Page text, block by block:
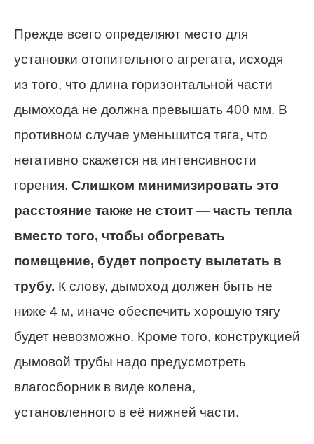
Прежде всего определяют место для
установки отопительного агрегата, исходя
из того, что длина горизонтальной части
дымохода не должна превышать 400 мм. В
противном случае уменьшится тяга, что
негативно скажется на интенсивности
горения. Слишком минимизировать это
расстояние также не стоит — часть тепла
вместо того, чтобы обогревать
помещение, будет попросту вылетать в
трубу. К слову, дымоход должен быть не
ниже 4 м, иначе обеспечить хорошую тягу
будет невозможно. Кроме того, конструкцией
дымовой трубы надо предусмотреть
влагосборник в виде колена,
установленного в её нижней части.